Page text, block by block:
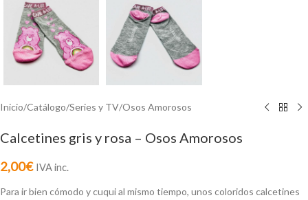
Inicio/Catálogo/Series y TV/Osos Amorosos
Calcetines gris y rosa – Osos Amorosos
2,00€ IVA inc.
Para ir bien cómodo y cuqui al mismo tiempo, unos coloridos calcetines